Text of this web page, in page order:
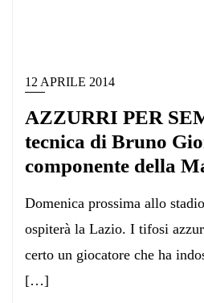
12 APRILE 2014
AZZURRI PER
tecnica di Bruno
componente della
Domenica prossima allo
ospiterà la Lazio. I tifosi
certo un giocatore che ha
[…]